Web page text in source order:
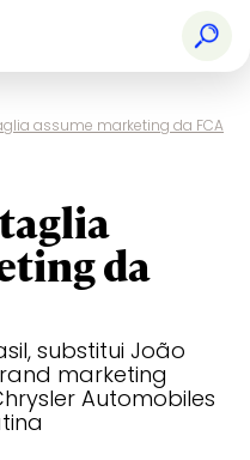
assume marketing da FCA
da
substitui João
marketing
Automobiles